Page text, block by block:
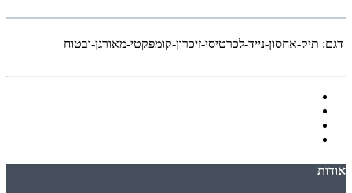
דגם: תיק-אחסון-נייד-לכרטיסי-זיכרון-קומפקטי-מאורגן-ובטוח
אודות